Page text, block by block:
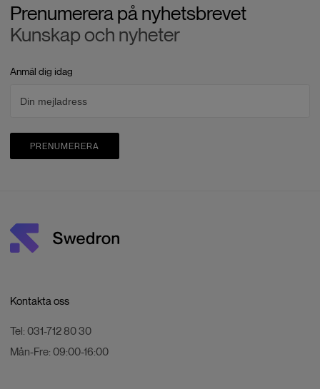
Prenumerera på nyhetsbrevet
Kunskap och nyheter
Anmäl dig idag
PRENUMERERA
Kontakta oss
Tel: 031-712 80 30
Mån-Fre: 09:00-16:00